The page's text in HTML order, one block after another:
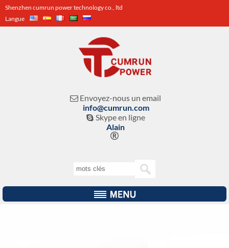
Shenzhen cumrun power technology co., ltd
Langue
 Envoyez-nous un email
info@cumrun.com
 Skype en ligne
Alain
